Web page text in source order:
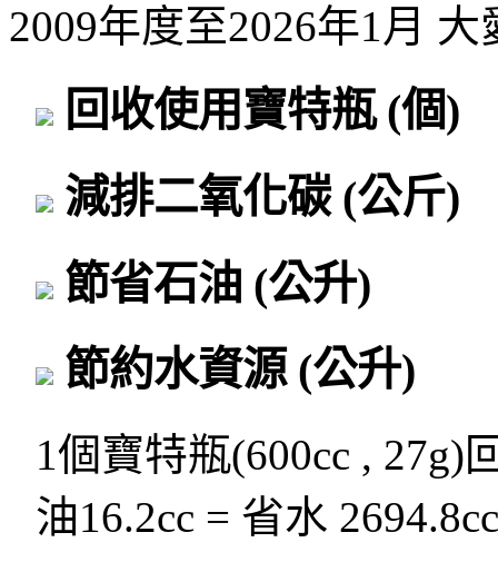
2009年度至2026年1月
回收使用寶特瓶 (個)
減排二氧化碳 (公斤)
節省石油 (公升)
節約水資源 (公升)
1個寶特瓶(600cc , 27g)
油16.2cc = 省水